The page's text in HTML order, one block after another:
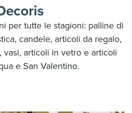
per tutte lestagioni: palline di
candele, articoli da regalo,
vasi, articoli in vetro e articoli
e San Valentino.